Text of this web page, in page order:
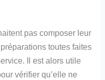
pas composer leur
toutes faites
Il est alors utile
vérifier qu’elle ne